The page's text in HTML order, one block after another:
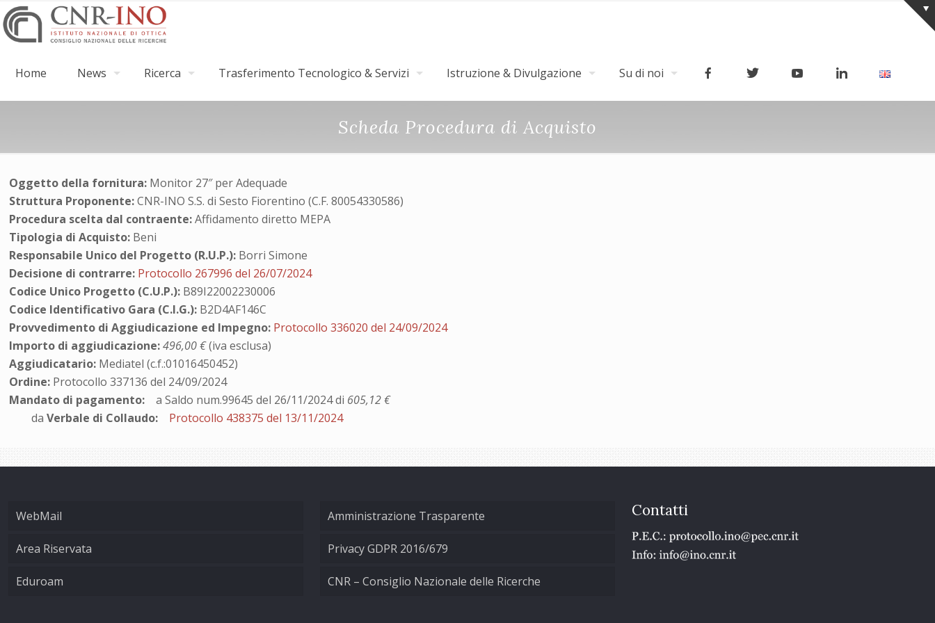
Home News Ricerca Trasferimento Tecnologico & Servizi Istruzione & Divulgazione Su di noi
Scheda Procedura di Acquisto
Oggetto della fornitura: Monitor 27″ per Adequade
Struttura Proponente:CNR-INO S.S. di Sesto Fiorentino (C.F. 80054330586)
Procedura scelta dal contraente:Affidamento diretto MEPA
Tipologia di Acquisto: Beni
Responsabile Unico del Progetto (R.U.P.): Borri Simone
Decisione di contrarre: Protocollo 267996 del 26/07/2024
Codice Unico Progetto (C.U.P.): B89I22002230006
Codice Identificativo Gara (C.I.G.): B2D4AF146C
Provvedimento di Aggiudicazione ed Impegno: Protocollo 336020 del 24/09/2024
Importo di aggiudicazione: 496,00 €(iva esclusa)
Aggiudicatario: Mediatel (c.f.:01016450452)
Ordine: Protocollo 337136 del 24/09/2024
Mandato di pagamento: a Saldo num.99645 del 26/11/2024 di 605,12 €
daVerbale di Collaudo: Protocollo 438375 del 13/11/2024
WebMail
Area Riservata
Eduroam
Amministrazione Trasparente
Privacy GDPR 2016/679
CNR – Consiglio Nazionale delle Ricerche
Contatti